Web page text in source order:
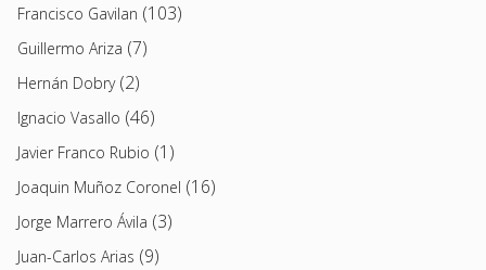
Francisco Gavilan (103)
Guillermo Ariza (7)
Hernán Dobry(2)
Ignacio Vasallo (46)
Javier Franco Rubio (1)
Joaquin Muñoz Coronel (16)
Jorge Marrero Ávila (3)
Juan-Carlos Arias (9)